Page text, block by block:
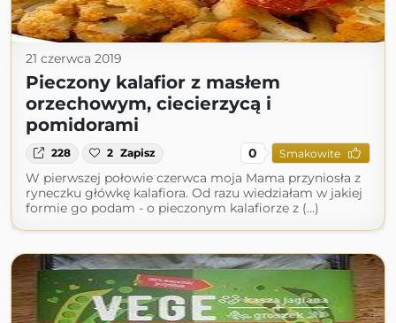
21 czerwca 2019
Pieczony kalafior z masłem
orzechowym, ciecierzycą i
pomidorami
228 2 Zapisz 0 Smakowite
W pierwszej połowie czerwca moja Mama przyniosła z
ryneczku główkę kalafiora. Od razu wiedziałam w jakiej
formie go podam - o pieczonym kalafiorze z (...)